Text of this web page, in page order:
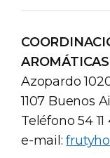
Azopardo
1107 Buenos
Teléfono 54
e-mail: